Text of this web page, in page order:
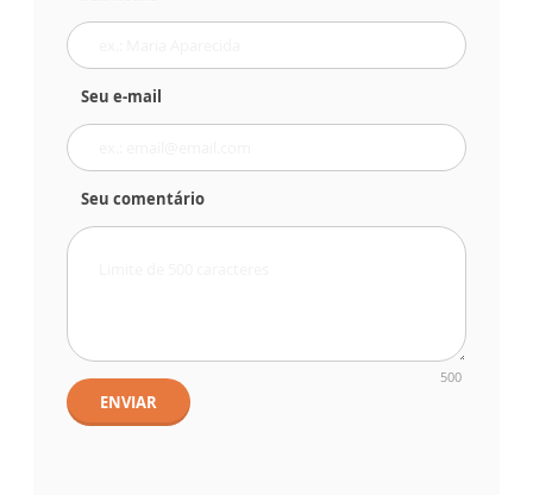
Seu e-mail
Seu comentário
500
ENVIAR